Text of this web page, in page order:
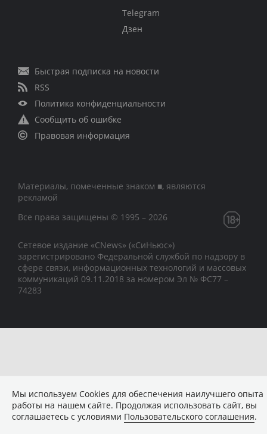
Telegram
Дзен
Быстрая подписка на новости
RSS
Политика конфиденциальности
Сообщить об ошибке
Правовая информация
Материалы, помеченные знаком ■, являются
рекламой
Все права защищены © 1995 – 2026
Сетевое издание «CNews» («СиНьюс»)
зарегистрировано Федеральной службой по надзору в
сфере связи, информационных технологий и массовых
коммуникаций 09.11.2018 за номером Эл № ФС77 –
74283
Мы используем Сookies для обеспечения наилучшего опыта
работы на нашем сайте. Продолжая использовать сайт, вы
соглашаетесь с условиями Пользовательского соглашения.